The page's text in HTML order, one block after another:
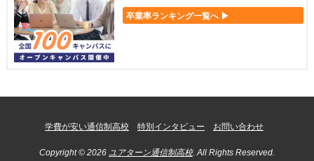
卒業率ランキング一覧へ ▶
学費が安い通信制高校 特別インタビュー お問い合わせ
Copyright © 2026 ユアターン通信制高校. All Rights Reserved.